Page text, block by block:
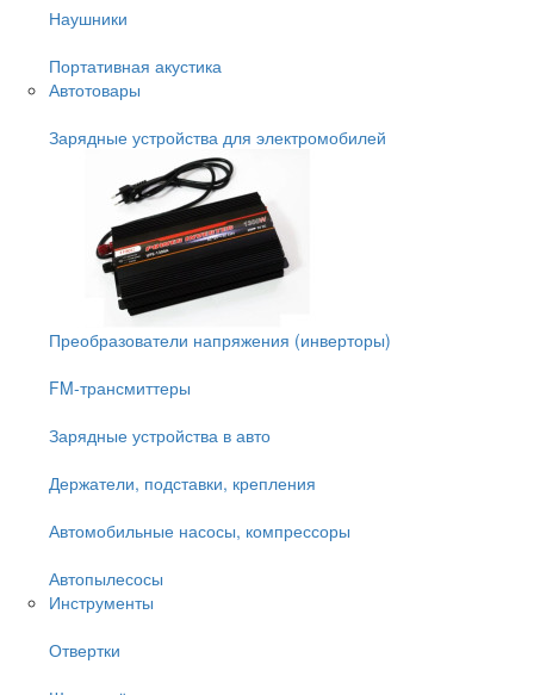
Наушники
Портативная акустика
Автотовары
Зарядные устройства для электромобилей
Преобразователи напряжения (инверторы)
FM-трансмиттеры
Зарядные устройства в авто
Держатели, подставки, крепления
Автомобильные насосы, компрессоры
Автопылесосы
Инструменты
Отвертки